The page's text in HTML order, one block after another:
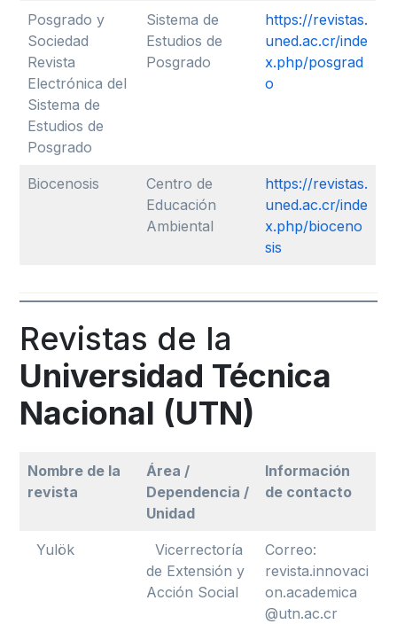
Posgrado y
Sociedad
Revista
Electrónica del
Sistema de
Estudios de
Posgrado
Sistema de
Estudios de
Posgrado
https://revistas.
uned.ac.cr/inde
x.php/posgrad
o
Biocenosis
Centro de
Educación
Ambiental
https://revistas.
uned.ac.cr/inde
x.php/bioceno
sis
Revistas de la
Universidad Técnica
Nacional (UTN)
Nombre de la
revista
Área /
Dependencia /
Unidad
Información
de contacto
Yulök
Vicerrectoría
de Extensión y
Acción Social
Correo:
revista.innovaci
on.academica
@utn.ac.cr